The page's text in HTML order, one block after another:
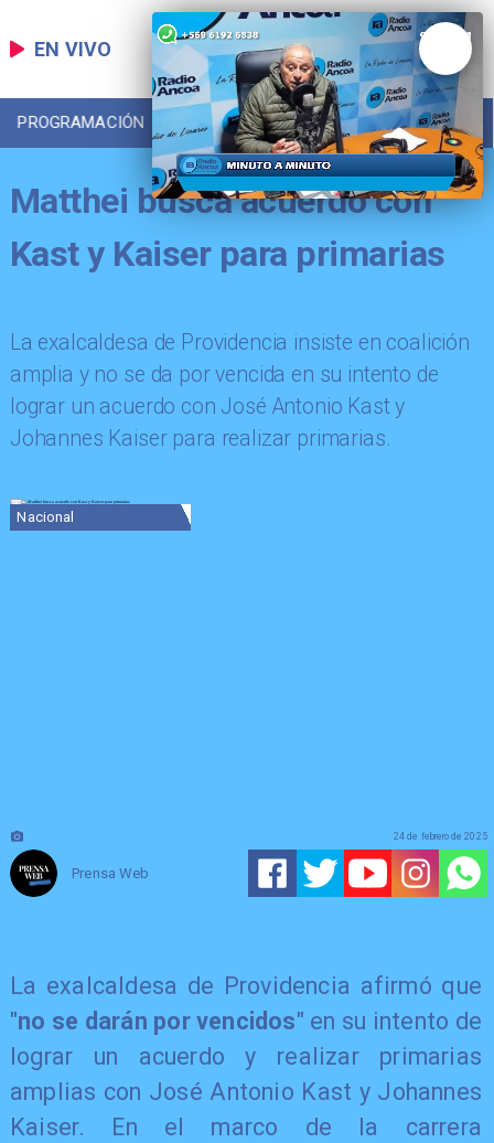
EN VIVO
PROGRAMACIÓN LOCAL DEPORTES
Matthei busca acuerdo con
Kast y Kaiser para primarias
La exalcaldesa de Providencia insiste en coalición
amplia y no se da por vencida en su intento de
lograr un acuerdo con José Antonio Kast y
Johannes Kaiser para realizar primarias.
Nacional
Prensa Web
24 de febrero de 2025
La exalcaldesa de Providencia afirmó que
"no se darán por vencidos" en su intento de
lograr un acuerdo y realizar primarias
amplias con José Antonio Kast y Johannes
Kaiser. En el marco de la carrera